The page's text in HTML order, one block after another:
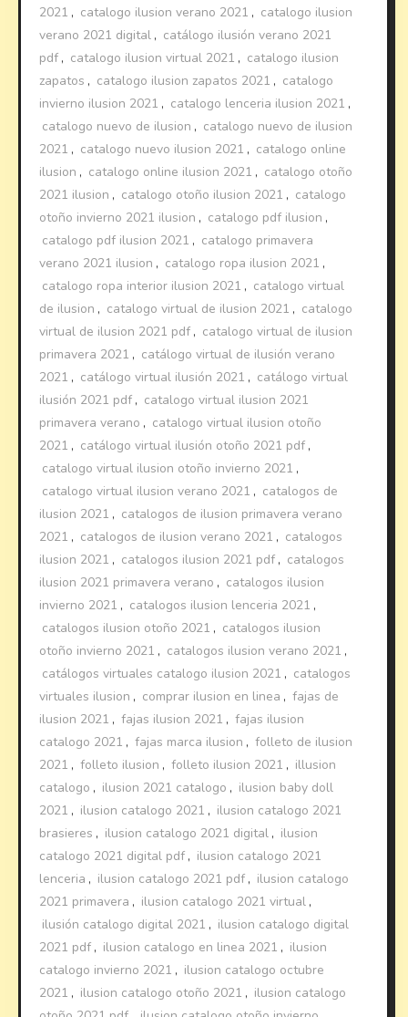
2021 , catalogo ilusion verano 2021 , catalogo ilusion
verano 2021 digital , catálogo ilusión verano 2021
pdf , catalogo ilusion virtual 2021 , catalogo ilusion
zapatos , catalogo ilusion zapatos 2021 , catalogo
invierno ilusion 2021 , catalogo lenceria ilusion 2021 ,
catalogo nuevo de ilusion , catalogo nuevo de ilusion
2021 , catalogo nuevo ilusion 2021 , catalogo online
ilusion , catalogo online ilusion 2021 , catalogo otoño
2021 ilusion , catalogo otoño ilusion 2021 , catalogo
otoño invierno 2021 ilusion , catalogo pdf ilusion ,
catalogo pdf ilusion 2021 , catalogo primavera
verano 2021 ilusion , catalogo ropa ilusion 2021 ,
catalogo ropa interior ilusion 2021 , catalogo virtual
de ilusion , catalogo virtual de ilusion 2021 , catalogo
virtual de ilusion 2021 pdf , catalogo virtual de ilusion
primavera 2021 , catálogo virtual de ilusión verano
2021 , catálogo virtual ilusión 2021 , catálogo virtual
ilusión 2021 pdf , catalogo virtual ilusion 2021
primavera verano , catalogo virtual ilusion otoño
2021 , catálogo virtual ilusión otoño 2021 pdf ,
catalogo virtual ilusion otoño invierno 2021 ,
catalogo virtual ilusion verano 2021 , catalogos de
ilusion 2021 , catalogos de ilusion primavera verano
2021 , catalogos de ilusion verano 2021 , catalogos
ilusion 2021 , catalogos ilusion 2021 pdf , catalogos
ilusion 2021 primavera verano , catalogos ilusion
invierno 2021 , catalogos ilusion lenceria 2021 ,
catalogos ilusion otoño 2021 , catalogos ilusion
otoño invierno 2021 , catalogos ilusion verano 2021 ,
catálogos virtuales catalogo ilusion 2021 , catalogos
virtuales ilusion , comprar ilusion en linea , fajas de
ilusion 2021 , fajas ilusion 2021 , fajas ilusion
catalogo 2021 , fajas marca ilusion , folleto de ilusion
2021 , folleto ilusion , folleto ilusion 2021 , illusion
catalogo , ilusion 2021 catalogo , ilusion baby doll
2021 , ilusion catalogo 2021 , ilusion catalogo 2021
brasieres , ilusion catalogo 2021 digital , ilusion
catalogo 2021 digital pdf , ilusion catalogo 2021
lenceria , ilusion catalogo 2021 pdf , ilusion catalogo
2021 primavera , ilusion catalogo 2021 virtual ,
ilusión catalogo digital 2021 , ilusion catalogo digital
2021 pdf , ilusion catalogo en linea 2021 , ilusion
catalogo invierno 2021 , ilusion catalogo octubre
2021 , ilusion catalogo otoño 2021 , ilusion catalogo